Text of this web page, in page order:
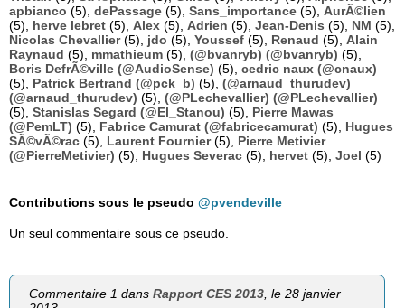
apbianco (5), dePassage (5), Sans_importance (5), AurÃ©lien
(5), herve lebret (5), Alex (5), Adrien (5), Jean-Denis (5), NM (5),
Nicolas Chevallier(5), jdo (5), Youssef (5), Renaud (5), Alain
Raynaud (5), mmathieum (5), (@bvanryb) (@bvanryb) (5),
Boris DefrÃ©ville (@AudioSense) (5), cedric naux (@cnaux)
(5), Patrick Bertrand (@pck_b) (5), (@arnaud_thurudev)
(@arnaud_thurudev) (5), (@PLechevallier) (@PLechevallier)
(5), Stanislas Segard (@El_Stanou) (5), Pierre Mawas
(@PemLT) (5), Fabrice Camurat (@fabricecamurat) (5), Hugues
SÃ©vÃ©rac (5), Laurent Fournier(5), Pierre Metivier
(@PierreMetivier) (5), Hugues Severac (5), hervet (5), Joel (5)
Contributions sous le pseudo @pvendeville
Un seul commentaire sous ce pseudo.
Commentaire 1 dansRapport CES 2013, le 28 janvier